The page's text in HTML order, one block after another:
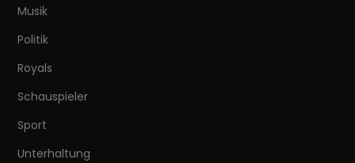
Musik
Politik
Royals
Schauspieler
Sport
Unterhaltung